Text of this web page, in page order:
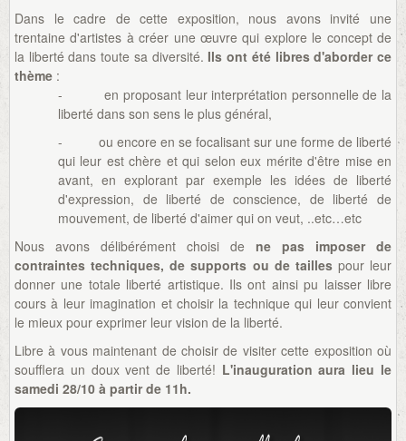
Dans le cadre de cette exposition, nous avons invité une
trentaine d'artistes à créer une œuvre qui explore le concept de
la liberté dans toute sa diversité. Ils ont été libres d'aborder ce
thème :
- en proposant leur interprétation personnelle de la
liberté dans son sens le plus général,
- ou encore en se focalisant sur une forme de liberté
qui leur est chère et qui selon eux mérite d'être mise en
avant, en explorant par exemple les idées de liberté
d'expression, de liberté de conscience, de liberté de
mouvement, de liberté d'aimer qui on veut, ..etc…etc
Nous avons délibérément choisi de ne pas imposer de
contraintes techniques, de supports ou de taillespour leur
donner une totale liberté artistique. Ils ont ainsi pu laisser libre
cours à leur imagination et choisir la technique qui leur convient
le mieux pour exprimer leur vision de la liberté.
Libre à vous maintenant de choisir de visiter cette exposition où
soufflera un doux vent de liberté! L'inauguration aura lieu le
samedi 28/10 à partir de 11h.